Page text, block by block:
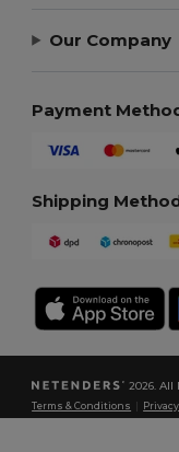
Our Company
Payment
Shipping
2026.
Terms & Conditions